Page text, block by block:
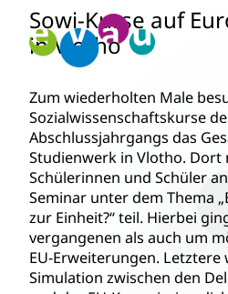
Zum
Inhalt
springen
Sowi-Kurse auf
in Vlotho
Zum wiederholten Male
Sozialwissenschaftskurse
Abschlussjahrgangs das
Studienwerk in Vlotho. Dort
Schülerinnen und Schüler
Seminar unter dem Thema
zur Einheit?“ teil. Hierbei
vergangenen als auch um
EU-Erweiterungen.
Simulation zwischen den